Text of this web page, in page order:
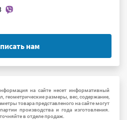
нам
на сайте несет информативный
геометрические размеры, вес, содержание,
товара представленого на сайте могут
производства и года изготовления.
в отделе продаж.